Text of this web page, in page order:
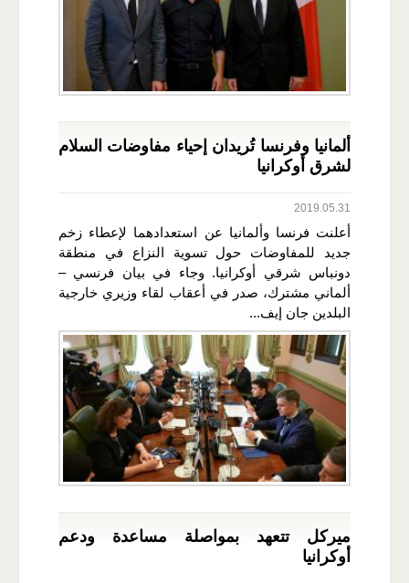
ألمانيا وفرنسا تُريدان إحياء مفاوضات السلام
لشرق أوكرانيا
2019.05.31
أعلنت فرنسا وألمانيا عن استعدادهما لإعطاء زخم
جديد للمفاوضات حول تسوية النزاع في منطقة
دونباس شرقي أوكرانيا. وجاء في بيان فرنسي –
ألماني مشترك، صدر في أعقاب لقاء وزيري خارجية
البلدين جان إيف...
ميركل تتعهد بمواصلة مساعدة ودعم
أوكرانيا